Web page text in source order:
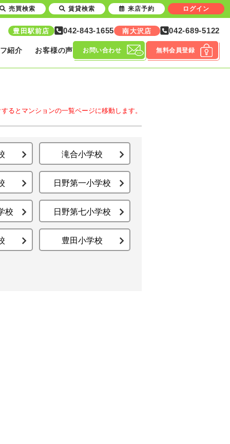
豊田駅前店 042-843-1655 南大沢店 042-689-5122
紹介 お客様の声 お問い合わせ 無料会員登録
るとマンションの一覧ページに移動します。
滝合小学校
日野第一小学校
校 日野第七小学校
豊田小学校
売買検索 賃貸検索 来店予約 ログイン